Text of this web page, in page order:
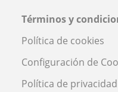
Términos y
Política de cookies
Configuración de
Política de privacidad